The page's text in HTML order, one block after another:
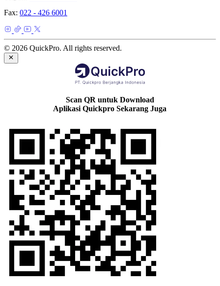
Fax: 022 - 426 6001
© 2026 QuickPro. All rights reserved.
Scan QR untuk Download
Aplikasi Quickpro Sekarang Juga